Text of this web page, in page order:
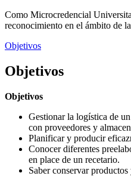
Como Microcredencial
reconocimiento en el ámbito de
Objetivos
Objetivos
Objetivos
Gestionar la logística de
con proveedores y
Planificar y producir
Conocer diferentes
en place de un recetario.
Saber conservar